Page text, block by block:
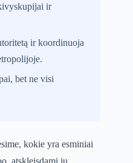
ir
ir koordinuoja
bet ne visi
kokie yra esminiai